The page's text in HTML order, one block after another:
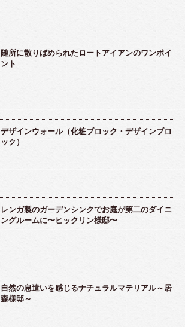
随所に散りばめられたロートアイアンのワンポイ
ント
デザインウォール（化粧ブロック・デザインブロ
ック）
レンガ製のガーデンシンクでお庭が第二のダイニ
ングルームに〜ヒックリン様邸〜
自然の息遣いを感じるナチュラルマテリアル～居
森様邸～